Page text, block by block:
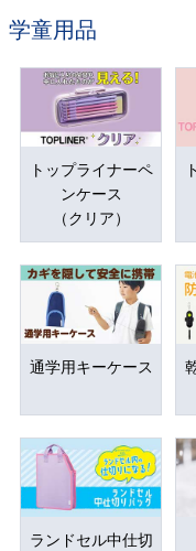
学童用品
トップライナーペ
ンケース
（クリア）
通学用キーケース
ランドセル中仕切